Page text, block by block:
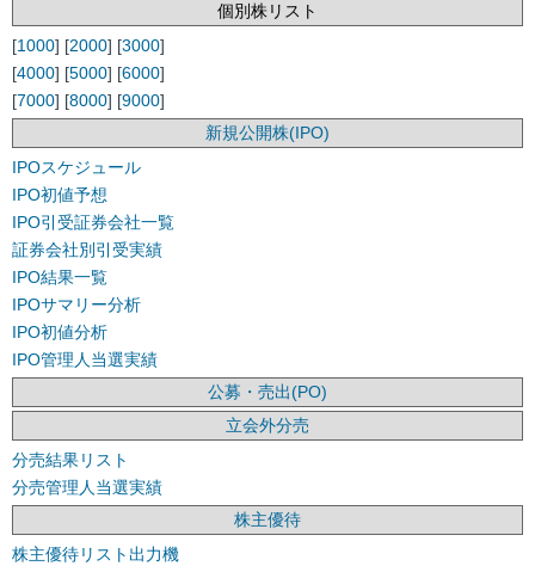
個別株リスト
[1000] [2000] [3000]
[4000] [5000] [6000]
[7000] [8000] [9000]
新規公開株(IPO)
IPOスケジュール
IPO初値予想
IPO引受証券会社一覧
証券会社別引受実績
IPO結果一覧
IPOサマリー分析
IPO初値分析
IPO管理人当選実績
公募・売出(PO)
立会外分売
分売結果リスト
分売管理人当選実績
株主優待
株主優待リスト出力機